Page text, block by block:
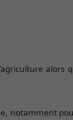
alors
notamment